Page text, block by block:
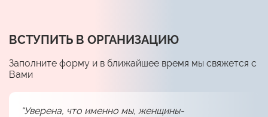
ВСТУПИТЬ В ОРГАНИЗАЦИЮ
Заполните форму и в ближайшее время мы свяжется с
Вами
“Уверена, что именно мы, женщины-